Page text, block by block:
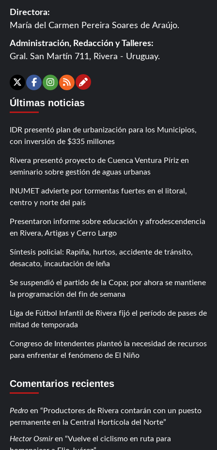
Directora:
María del Carmen Pereira Soares de Araújo.
Administración, Redacción y Talleres:
Gral. San Martín 711, Rivera - Uruguay.
X Facebook
Instagram
RSSContáctanos
Últimas noticias
IDR presentó plan de urbanización para los Municipios,
con inversión de $335 millones
Rivera presentó proyecto de Cuenca Ventura Píriz en
seminario sobre gestión de aguas urbanas
INUMET advierte por tormentas fuertes en el litoral,
centro y norte del país
Presentaron informe sobre educación y afrodescendencia
en Rivera, Artigas y Cerro Largo
Síntesis policial: Rapiña, hurtos, accidente de tránsito,
desacato, incautación de leña
Se suspendió el partido de la Copa; por ahora se mantiene
la programación del fin de semana
Liga de Fútbol Infantil de Rivera fijó el período de pases de
mitad de temporada
Congreso de Intendentes planteó la necesidad de recursos
para enfrentar el fenómeno de El Niño
Comentarios recientes
Pedro en
Productores de Rivera contarán con un puesto
permanente en la Central Hortícola del Norte
Hector Osmiren
Vuelve el ciclismo en ruta para